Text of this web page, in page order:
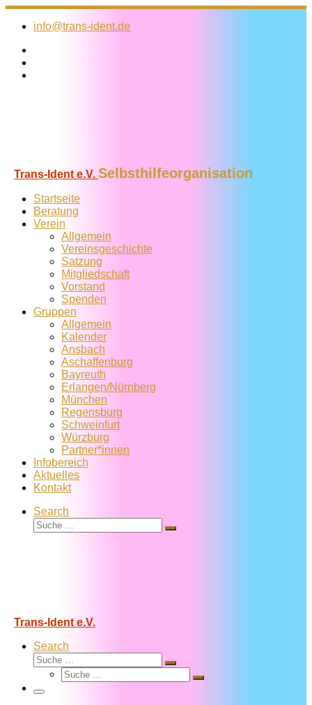
Zum
Inhalt
info@trans-ident.de
Trans-Ident e.V. Selbsthilfeorganisation
Startseite
Beratung
Verein
Allgemein
Vereins­geschichte
Satzung
Mitglied­schaft
Vorstand
Spenden
Gruppen
Allgemein
Kalender
Ansbach
Aschaffenburg
Bayreuth
Erlangen/Nürnberg
München
Regensburg
Schweinfurt
Würzburg
Partner*innen
Infobereich
Aktuelles
Kontakt
Search
Suche
Suche
Trans-Ident e.V.
Search
Suche
Suche
Suche
Suche
Menü